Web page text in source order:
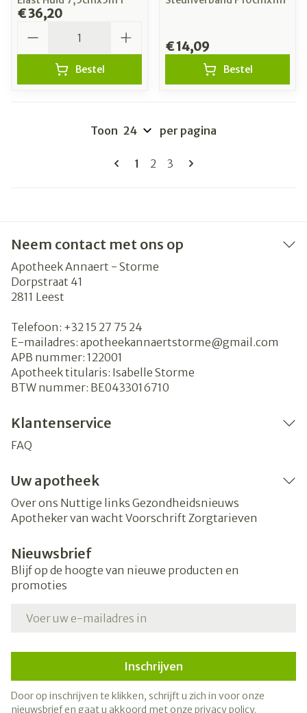
€ 36,20
Bestel
€ 14,09
Bestel
Pagina's
U lees momenteel pagina
1 Pagina
2 Pagina
3
Toon per pagina
Neem contact met ons op
Apotheek Annaert - Storme
Dorpstraat 41
2811 Leest
Telefoon: +32 15 27 75 24
E-mailadres: apotheekannaertstorme@gmail.com
APB nummer: 122001
Apotheek titularis: Isabelle Storme
BTW nummer: BE0433016710
Klantenservice
FAQ
Uw apotheek
Over ons Nuttige links Gezondheidsnieuws
Apotheker van wacht Voorschrift Zorgtarieven
Nieuwsbrief
Blijf op de hoogte van nieuwe producten en
promoties
Inschrijven
Door op inschrijven te klikken, schrijft u zich in voor onze
nieuwsbrief en gaat u akkoord met onze privacy policy.